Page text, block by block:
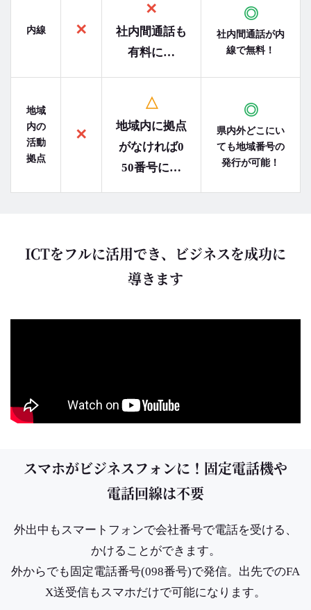
内線 ✕
✕
社内間通話も
有料に…
◎
社内間通話が内
線で無料！
地域
内の
活動
拠点
✕
△
地域内に拠点
がなければ0
50番号に…
◎
県内外どこにい
ても地域番号の
発行が可能！
ICTをフルに活用でき、ビジネスを成功に
導きます
スマホがビジネスフォンに！固定電話機や
電話回線は不要
外出中もスマートフォンで会社番号で電話を受ける、
かけることができます。
外からでも固定電話番号(098番号)で発信。出先でのFA
X送受信もスマホだけで可能になります。